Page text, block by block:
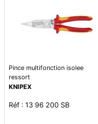
Pince multifonction isolee
ressort
KNIPEX
Réf : 13 96 200 SB